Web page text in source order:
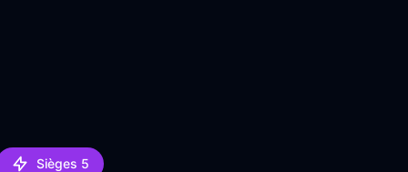
Sièges 5